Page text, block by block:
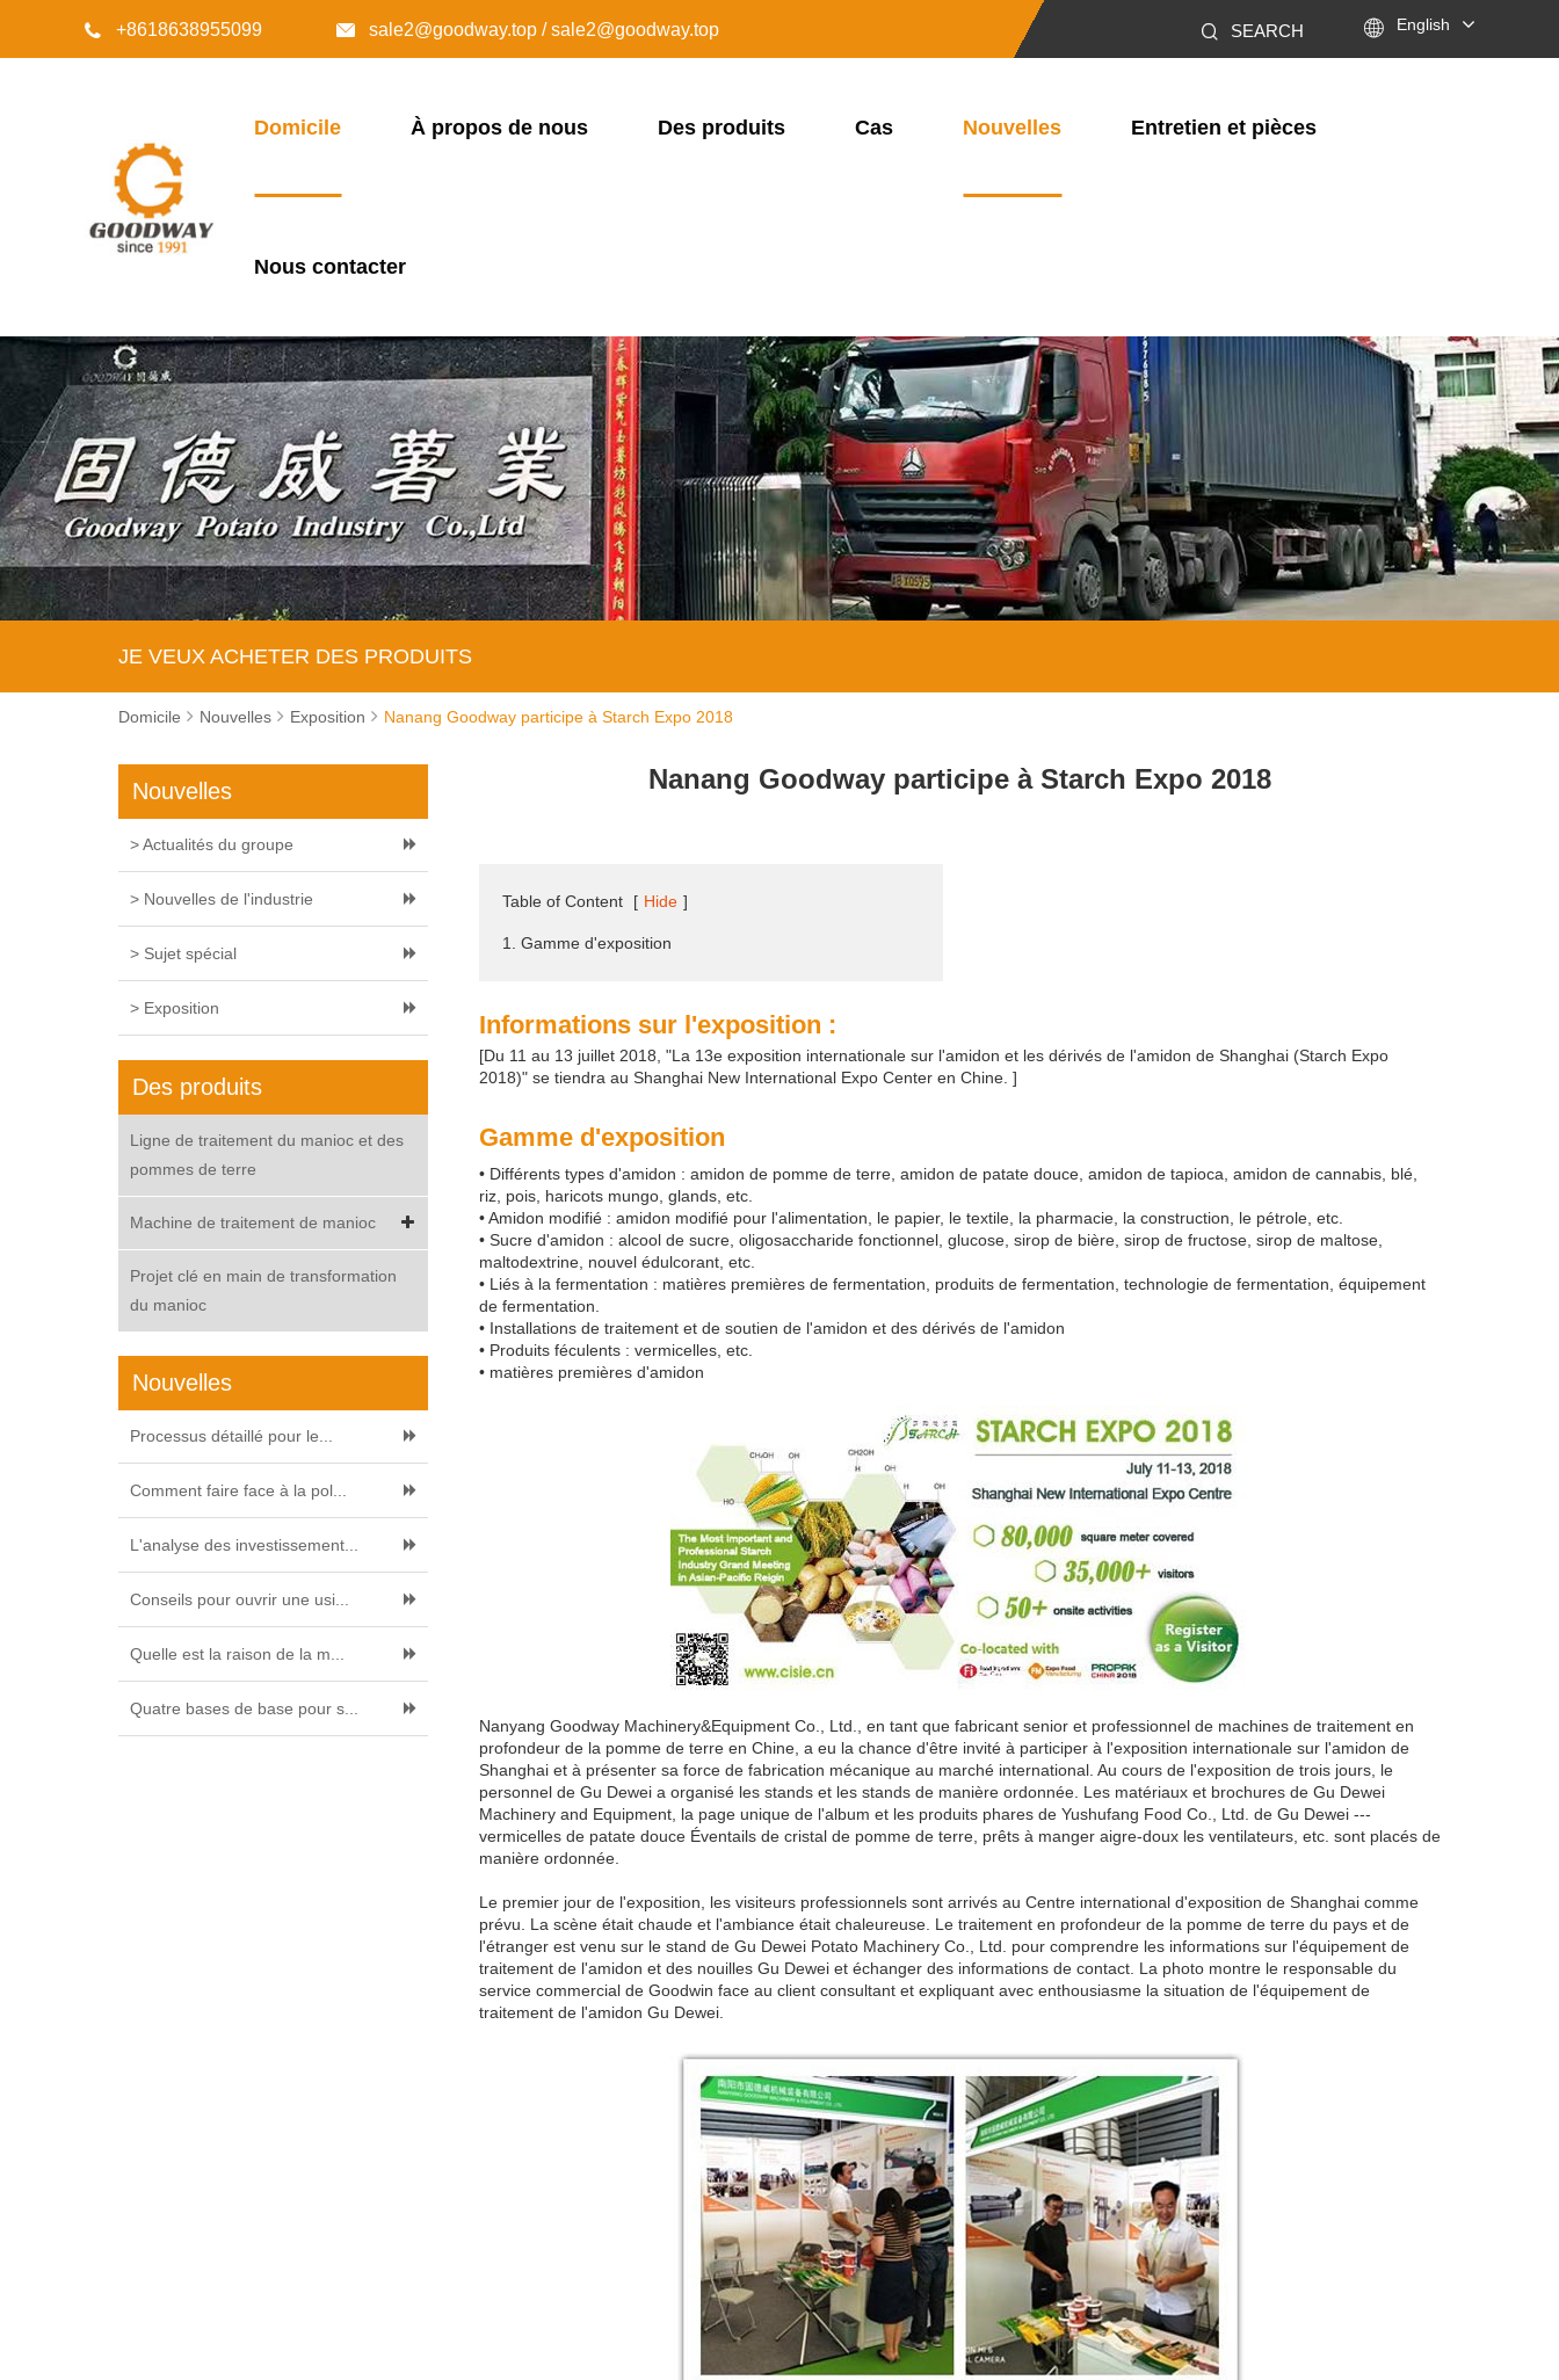
 +8618638955099  sale2@goodway.top / sale2@goodway.top SEARCH  English
Domicile À propos de nous Des produits Cas Nouvelles Entretien et pièces
Nous contacter
JE VEUX ACHETER DES PRODUITS
Domicile Nouvelles Exposition Nanang Goodway participe à Starch Expo 2018
Nouvelles
> Actualités du groupe
> Nouvelles de l'industrie
> Sujet spécial
> Exposition
Des produits
Ligne de traitement du manioc et des
pommes de terre
Machine de traitement de manioc
Projet clé en main de transformation
du manioc
Nouvelles
Processus détaillé pour le...
Comment faire face à la pol...
L'analyse des investissement...
Conseils pour ouvrir une usi...
Quelle est la raison de la m...
Quatre bases de base pour s...
Nanang Goodway participe à Starch Expo 2018
Table of Content [ Hide ]
1. Gamme d'exposition
Informations sur l'exposition :
[Du 11 au 13 juillet 2018, "La 13e exposition internationale sur l'amidon et les dérivés de l'amidon de Shanghai (Starch Expo
2018)" se tiendra au Shanghai New International Expo Center en Chine. ]
Gamme d'exposition
• Différents types d'amidon : amidon de pomme de terre, amidon de patate douce, amidon de tapioca, amidon de cannabis, blé,
riz, pois, haricots mungo, glands, etc.
• Amidon modifié : amidon modifié pour l'alimentation, le papier, le textile, la pharmacie, la construction, le pétrole, etc.
• Sucre d'amidon : alcool de sucre, oligosaccharide fonctionnel, glucose, sirop de bière, sirop de fructose, sirop de maltose,
maltodextrine, nouvel édulcorant, etc.
• Liés à la fermentation : matières premières de fermentation, produits de fermentation, technologie de fermentation, équipement
de fermentation.
• Installations de traitement et de soutien de l'amidon et des dérivés de l'amidon
• Produits féculents : vermicelles, etc.
• matières premières d'amidon
Nanyang Goodway Machinery&Equipment Co., Ltd., en tant que fabricant senior et professionnel de machines de traitement en
profondeur de la pomme de terre en Chine, a eu la chance d'être invité à participer à l'exposition internationale sur l'amidon de
Shanghai et à présenter sa force de fabrication mécanique au marché international. Au cours de l'exposition de trois jours, le
personnel de Gu Dewei a organisé les stands et les stands de manière ordonnée. Les matériaux et brochures de Gu Dewei
Machinery and Equipment, la page unique de l'album et les produits phares de Yushufang Food Co., Ltd. de Gu Dewei ---
vermicelles de patate douce Éventails de cristal de pomme de terre, prêts à manger aigre-doux les ventilateurs, etc. sont placés de
manière ordonnée.
Le premier jour de l'exposition, les visiteurs professionnels sont arrivés au Centre international d'exposition de Shanghai comme
prévu. La scène était chaude et l'ambiance était chaleureuse. Le traitement en profondeur de la pomme de terre du pays et de
l'étranger est venu sur le stand de Gu Dewei Potato Machinery Co., Ltd. pour comprendre les informations sur l'équipement de
traitement de l'amidon et des nouilles Gu Dewei et échanger des informations de contact. La photo montre le responsable du
service commercial de Goodwin face au client consultant et expliquant avec enthousiasme la situation de l'équipement de
traitement de l'amidon Gu Dewei.